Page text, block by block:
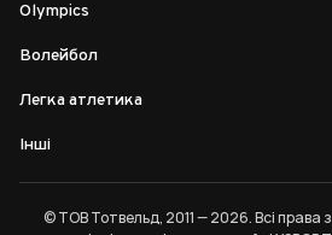
Olympics
Волейбол
Легка атлетика
Інші
© ТОВ Тотвельд, 2011 — 2026. Всі права